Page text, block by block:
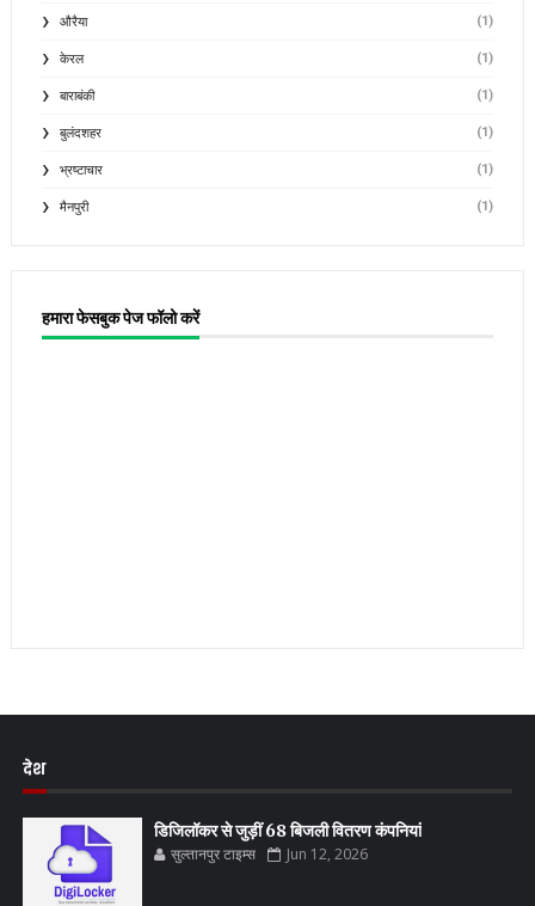
औरैया (1)
केरल (1)
बाराबंकी (1)
बुलंदशहर (1)
भ्रष्टाचार (1)
मैनपुरी (1)
हमारा फेसबुक पेज फॉलो करें
देश
डिजिलॉकर से जुड़ीं 68 बिजली वितरण कंपनियां
सुल्तानपुर टाइम्स Jun 12, 2026